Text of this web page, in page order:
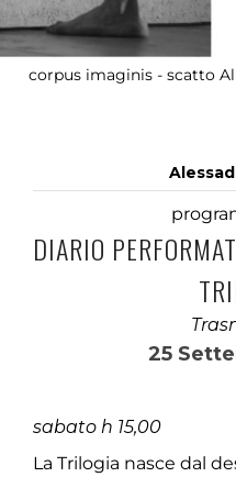
corpus imaginis - scatto
DIARIO
25
sabato h 15,00
La Trilogia nasce dal